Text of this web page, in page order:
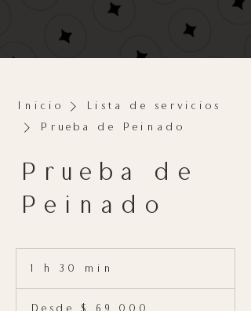
Inicio
Lista de servicios
Prueba de Peinado
Prueba de
Peinado
1 h 30 min